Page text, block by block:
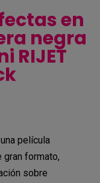
en
negra
RIJET
película
formato,
sobre